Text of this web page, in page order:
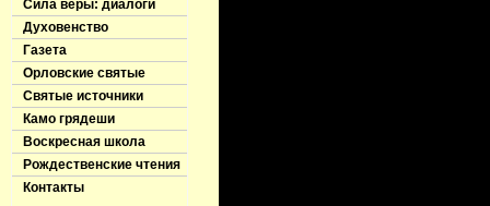
Сила веры: диалоги
Духовенство
Газета
Орловские святые
Святые источники
Камо грядеши
Воскресная школа
Рождественские чтения
Контакты